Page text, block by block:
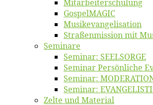
Mitarbeiter­schulung
Gos­pel­MA­GIC
Musikevan­ge­li­sa­tion
Straßenmis­sion mit
Se­mi­na­re
Se­mi­nar: SEELSORGE
Se­mi­nar Per­sön­li­che
Se­mi­nar:
Se­mi­nar:
Zel­te und Material